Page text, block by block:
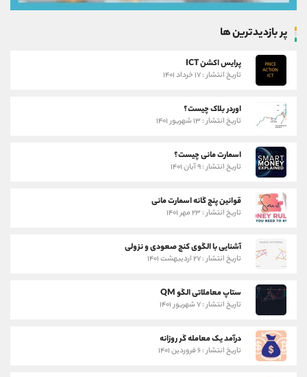
پر بازدیدترین ها
پرایس اکشن ICT
تاریخ انتشار : ۱۷ خرداد ۱۴۰۱
اوردر بلاک چیست؟
تاریخ انتشار : ۱۳ شهریور ۱۴۰۱
اسمارت مانی چیست؟
تاریخ انتشار : ۹ آبان ۱۴۰۱
قوانین پنج گانه اسمارت مانی
تاریخ انتشار : ۲۳ مهر ۱۴۰۱
آشنایی با الگوی کنج صعودی و نزولی
تاریخ انتشار : ۲۷ اردیبهشت ۱۴۰۱
ستاپ معاملاتی الگو QM
تاریخ انتشار : ۷ شهریور ۱۴۰۱
درآمد یک معامله گر روزانه
تاریخ انتشار : ۶ فروردین ۱۴۰۱